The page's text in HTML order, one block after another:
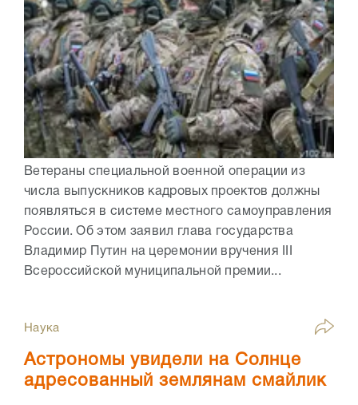
Ветераны специальной военной операции из
числа выпускников кадровых проектов должны
появляться в системе местного самоуправления
России. Об этом заявил глава государства
Владимир Путин на церемонии вручения III
Всероссийской муниципальной премии...
Наука
Астрономы увидели на Солнце
адресованный землянам смайлик